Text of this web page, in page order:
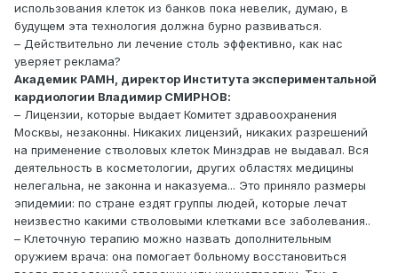
использования клеток из банков пока невелик, думаю, в
будущем эта технология должна бурно развиваться.
– Действительно ли лечение столь эффективно, как нас
уверяет реклама?
Академик РАМН, директор Института экспериментальной
кардиологии Владимир СМИРНОВ:
– Лицензии, которые выдает Комитет здравоохранения
Москвы, незаконны. Никаких лицензий, никаких разрешений
на применение стволовых клеток Минздрав не выдавал. Вся
деятельность в косметологии, других областях медицины
нелегальна, не законна и наказуема... Это приняло размеры
эпидемии: по стране ездят группы людей, которые лечат
неизвестно какими стволовыми клетками все заболевания..
– Клеточную терапию можно назвать дополнительным
оружием врача: она помогает больному восстановиться